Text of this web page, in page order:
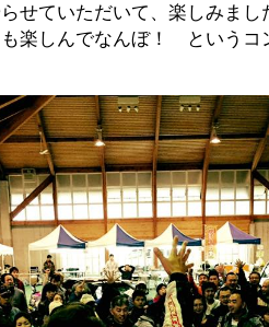
せていただいて、楽しみまし
楽しんでなんぼ！ というコ